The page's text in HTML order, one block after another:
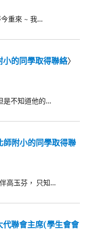
重來 ~ 我…
小的同學取得聯絡〉
是不知道他的…
師附小的同學取得聯
高玉芬， 只知…
代聯會主席(學生會會